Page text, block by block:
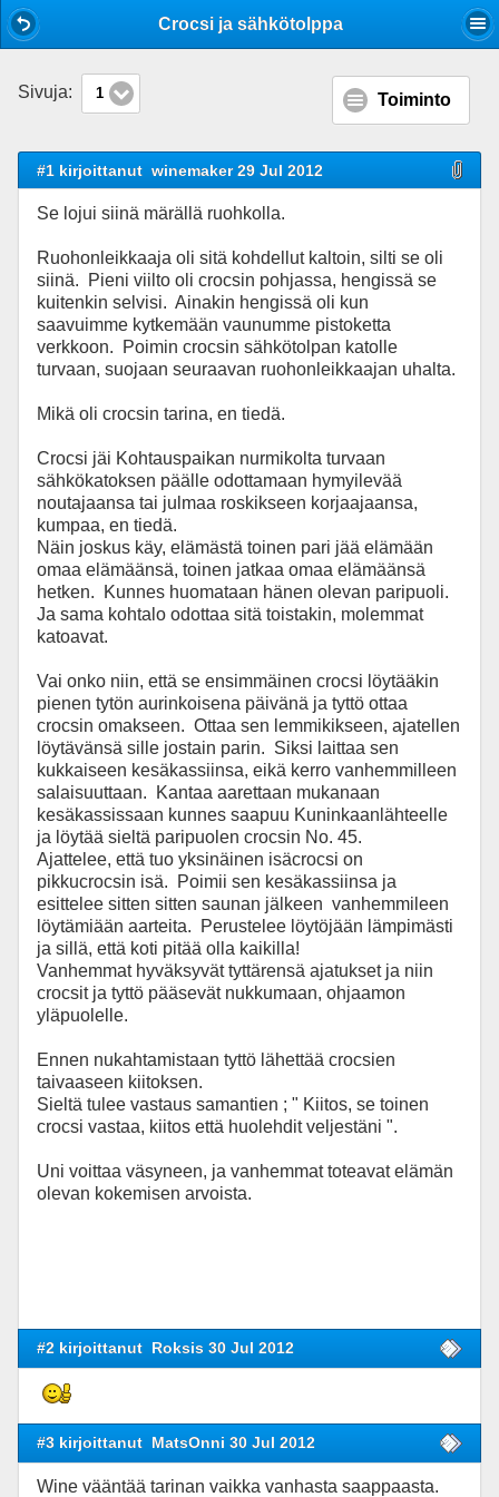
Crocsi ja sähkötolppa
Sivuja: 1 Toiminto
#1 kirjoittanut winemaker 29 Jul 2012
Se lojui siinä märällä ruohkolla.
Ruohonleikkaaja oli sitä kohdellut kaltoin, silti se oli
siinä. Pieni viilto oli crocsin pohjassa, hengissä se
kuitenkin selvisi. Ainakin hengissä oli kun
saavuimme kytkemään vaunumme pistoketta
verkkoon. Poimin crocsin sähkötolpan katolle
turvaan, suojaan seuraavan ruohonleikkaajan uhalta.
Mikä oli crocsin tarina, en tiedä.
Crocsi jäi Kohtauspaikan nurmikolta turvaan
sähkökatoksen päälle odottamaan hymyilevää
noutajaansa tai julmaa roskikseen korjaajaansa,
kumpaa, en tiedä.
Näin joskus käy, elämästä toinen pari jää elämään
omaa elämäänsä, toinen jatkaa omaa elämäänsä
hetken. Kunnes huomataan hänen olevan paripuoli.
Ja sama kohtalo odottaa sitä toistakin, molemmat
katoavat.
Vai onko niin, että se ensimmäinen crocsi löytääkin
pienen tytön aurinkoisena päivänä ja tyttö ottaa
crocsin omakseen. Ottaa sen lemmikikseen, ajatellen
löytävänsä sille jostain parin. Siksi laittaa sen
kukkaiseen kesäkassiinsa, eikä kerro vanhemmilleen
salaisuuttaan. Kantaa aarettaan mukanaan
kesäkassissaan kunnes saapuu Kuninkaanlähteelle
ja löytää sieltä paripuolen crocsin No. 45.
Ajattelee, että tuo yksinäinen isäcrocsi on
pikkucrocsin isä. Poimii sen kesäkassiinsa ja
esittelee sitten sitten saunan jälkeen vanhemmileen
löytämiään aarteita. Perustelee löytöjään lämpimästi
ja sillä, että koti pitää olla kaikilla!
Vanhemmat hyväksyvät tyttärensä ajatukset ja niin
crocsit ja tyttö pääsevät nukkumaan, ohjaamon
yläpuolelle.
Ennen nukahtamistaan tyttö lähettää crocsien
taivaaseen kiitoksen.
Sieltä tulee vastaus samantien ; " Kiitos, se toinen
crocsi vastaa, kiitos että huolehdit veljestäni ".
Uni voittaa väsyneen, ja vanhemmat toteavat elämän
olevan kokemisen arvoista.
#2 kirjoittanut Roksis 30 Jul 2012
#3 kirjoittanut MatsOnni 30 Jul 2012
Wine vääntää tarinan vaikka vanhasta saappaasta.